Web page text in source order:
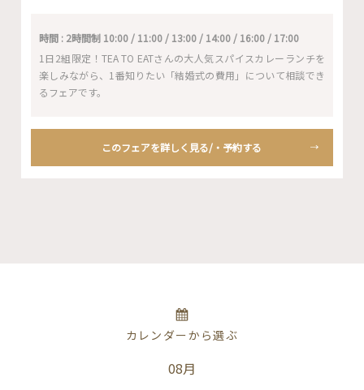
時間 : 2時間制 10:00 / 11:00 / 13:00 / 14:00 / 16:00 / 17:00
1日2組限定！TEA TO EATさんの大人気スパイスカレーランチを
楽しみながら、1番知りたい「結婚式の費用」について相談でき
るフェアです。
このフェアを詳しく見る/・予約する
カレンダーから選ぶ
08月